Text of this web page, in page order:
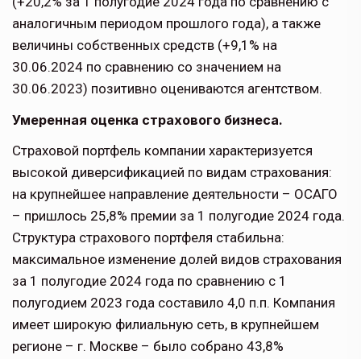
аналогичным периодом прошлого года), а также
величины собственных средств (+9,1% на
30.06.2024 по сравнению со значением на
30.06.2023) позитивно оцениваются агентством.
Умеренная оценка страхового бизнеса.
Страховой портфель компании характеризуется
высокой диверсификацией по видам страхования:
на крупнейшее направление деятельности – ОСАГО
– пришлось 25,8% премии за 1 полугодие 2024 года.
Структура страхового портфеля стабильна:
максимальное изменение долей видов страхования
за 1 полугодие 2024 года по сравнению с 1
полугодием 2023 года составило 4,0 п.п. Компания
имеет широкую филиальную сеть, в крупнейшем
регионе – г. Москве – было собрано 43,8%